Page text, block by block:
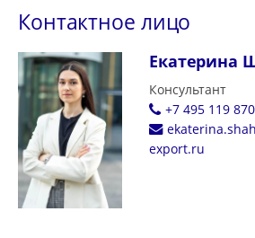
Контактное лицо
Екатерина
Консультант
+7 495 119
export.ru